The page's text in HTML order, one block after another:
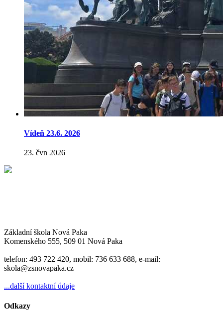
Vídeň 23.6. 2026
23. čvn 2026
Základní škola Nová Paka
Komenského 555, 509 01 Nová Paka
telefon: 493 722 420, mobil: 736 633 688, e-mail:
skola@zsnovapaka.cz
...další kontaktní údaje
Odkazy